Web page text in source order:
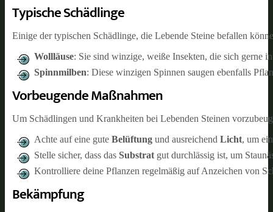
Typische Schädlinge
Einige der typischen Schädlinge, die Lebende Steine befallen
Wollläuse: Sie sind winzige, weiße Insekten, die sich gerne
Spinnmilben: Diese winzigen Spinnen saugen ebenfalls
Vorbeugende Maßnahmen
Um Schädlingen und Krankheiten bei Lebenden Steinen
Achte auf eine gute Belüftung und ausreichend Licht, um
Stelle sicher, dass das Substrat gut durchlässig ist, um
Kontrolliere deine Pflanzen regelmäßig auf Anzeichen von
Bekämpfung